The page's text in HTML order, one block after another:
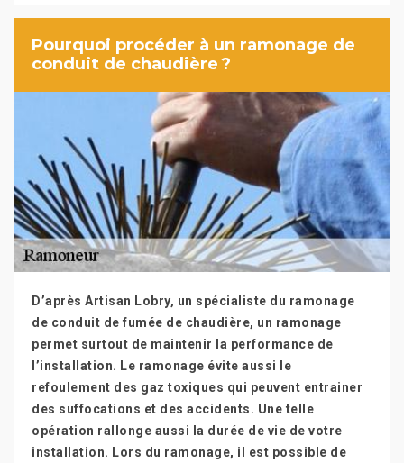
Pourquoi procéder à un ramonage de
conduit de chaudière ?
D’après Artisan Lobry, un spécialiste du ramonage
de conduit de fumée de chaudière, un ramonage
permet surtout de maintenir la performance de
l’installation. Le ramonage évite aussi le
refoulement des gaz toxiques qui peuvent entrainer
des suffocations et des accidents. Une telle
opération rallonge aussi la durée de vie de votre
installation. Lors du ramonage, il est possible de